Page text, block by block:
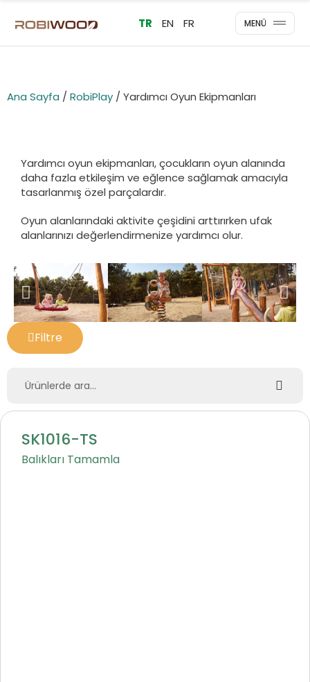
TR EN FR MENÜ
Ana Sayfa / RobiPlay / Yardımcı Oyun Ekipmanları
Yardımcı oyun ekipmanları, çocukların oyun alanında
daha fazla etkileşim ve eğlence sağlamak amacıyla
tasarlanmış özel parçalardır.
Oyun alanlarındaki aktivite çeşidini arttırırken ufak
alanlarınızı değerlendirmenize yardımcı olur.
Filtre
SK1016-TS
Balıkları Tamamla